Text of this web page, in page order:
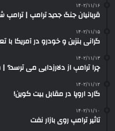
۱۴۰۲/۱۱/۱۶
قربانیان جنگ جدید ترامپ |
۱۴۰۲/۱۱/۱۵
گرانی بنزین و خودرو در آمریکا با
۱۴۰۲/۱۱/۱۳
چرا ترامپ از دلارزدایی می
۱۴۰۲/۱۱/۱۲
گارد اروپا در مقابل بیت کوین!
۱۴۰۲/۱۱/۱۰
تاثیر ترامپ روی بازار نفت